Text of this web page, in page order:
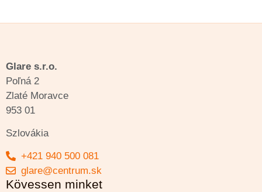
Glare s.r.o.
Poľná 2
Zlaté Moravce
953 01
Szlovákia
+421 940 500 081
glare@centrum.sk
Kövessen minket